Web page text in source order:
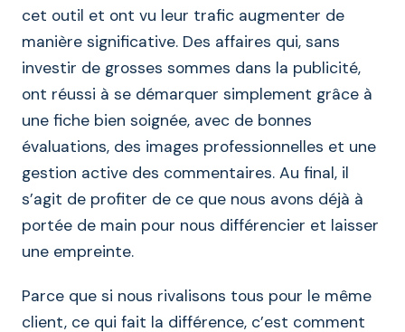
cet outil et ont vu leur trafic augmenter de
manière significative. Des affaires qui, sans
investir de grosses sommes dans la publicité,
ont réussi à se démarquer simplement grâce à
une fiche bien soignée, avec de bonnes
évaluations, des images professionnelles et une
gestion active des commentaires. Au final, il
s’agit de profiter de ce que nous avons déjà à
portée de main pour nous différencier et laisser
une empreinte.
Parce que si nous rivalisons tous pour le même
client, ce qui fait la différence, c’est comment